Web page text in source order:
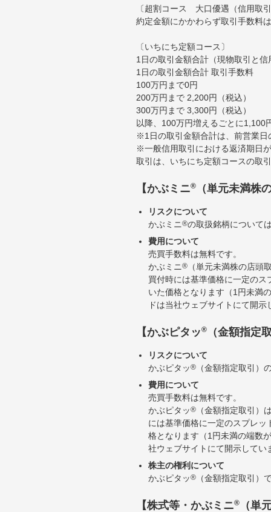
〔超割コース 大口優遇（信用取
約定金額にかかわらず取引手数料
〔いちにち定額コース〕
1日の取引金額合計（現物取引と
1日の取引金額合計 取引手数料
100万円まで0円
200万円まで 2,200円（税込）
300万円まで 3,300円（税込）
以降、100万円増えるごとに1,100
※1日の取引金額合計は、前営業日
※一般信用取引における返済期日
取引は、いちにち定額コースの取
【かぶミニ® （単元未満株
リスクについて
かぶミニ®の取扱銘柄について
費用について
売買手数料は無料です。
かぶミニ®
（単元未満株の店頭
買付時には基準価格に一定の
いた価格となります（1円未満
ドは当社ウェブサイトにて開
【かぶピタッ® （金額指定
リスクについて
かぶピタッ®
（金額指定取引）
費用について
売買手数料は無料です。
かぶピタッ®
（金額指定取引）
には基準価格に一定のスプレ
格となります（1円未満の端数
社ウェブサイトにて開示して
株主の権利について
かぶピタッ® （金額指定取引）
【株式等・かぶミニ®
（単